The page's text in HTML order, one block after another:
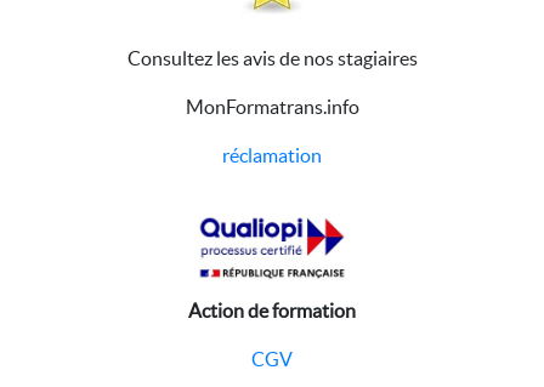
Consultez les avis de nos stagiaires
MonFormatrans.info
réclamation
Action de formation
CGV